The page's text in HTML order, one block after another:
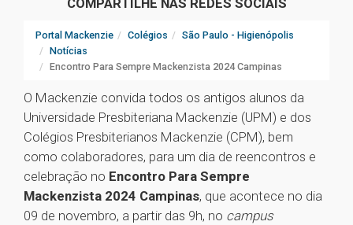
COMPARTILHE NAS REDES SOCIAIS
Portal Mackenzie Colégios
São Paulo - Higienópolis
Notícias
Encontro Para Sempre Mackenzista 2024 Campinas
O Mackenzie convida todos os antigos alunos da
Universidade Presbiteriana Mackenzie (UPM) e dos
Colégios Presbiterianos Mackenzie (CPM), bem
como colaboradores, para um dia de reencontros e
celebração no Encontro Para Sempre
Mackenzista 2024 Campinas, que acontece no dia
09 de novembro, a partir das 9h, no campus